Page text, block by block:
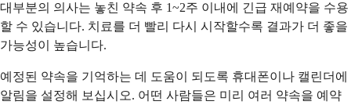
대부분의 의사는 놓친 약속 후 1~2주 이내에 긴급 재예약을 수용
할 수 있습니다. 치료를 더 빨리 다시 시작할수록 결과가 더 좋을
가능성이 높습니다.
예정된 약속을 기억하는 데 도움이 되도록 휴대폰이나 캘린더에
알림을 설정해 보십시오. 어떤 사람들은 미리 여러 약속을 예약